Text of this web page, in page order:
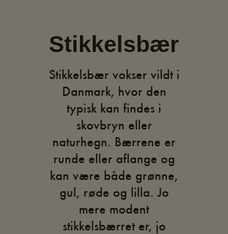
Stikkelsbær
Stikkelsbær vokser vildt i
Danmark, hvor den
typisk kan findes i
skovbryn eller
naturhegn. Bærrene er
runde eller aflange og
kan være både grønne,
gul, røde og lilla. Jo
mere modent
stikkelsbærret er, jo